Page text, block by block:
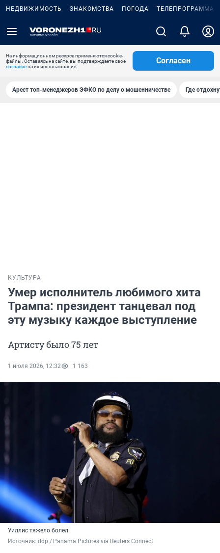
НЕДВИЖИМОСТЬ ЗНАКОМСТВА ПОГОДА ТЕЛЕПРОГРАММА
На информационном ресурсе применяются cookie-
файлы. Оставаясь на сайте, вы подтверждаете свое
согласиена их использование.
Согласен
Арест топ-менеджеров ЭФКО по делу о мошенничестве Где
КУЛЬТУРА
Умер исполнитель любимого хита
Трампа: президент танцевал под
эту музыку каждое выступление
Артисту было 75 лет
1 июля 2026, 12:32 1 163
Уиллис тяжело болел
Источник: ddp / Panama Pictures via Reuters Connect